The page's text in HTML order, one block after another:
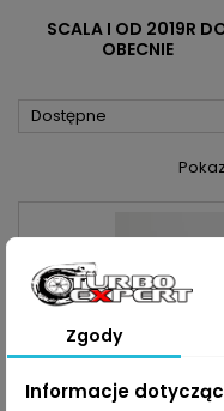
SCALA I OD 2019R
OBECNIE
Dostępne
Zgody
Informacje